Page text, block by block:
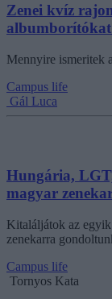
Zenei kvíz
Mennyire ismeritek
Campus life
Gál Luca
Hungária,
magyar
Kitaláljátok az
zenekarra
Campus life
Tornyos Kata